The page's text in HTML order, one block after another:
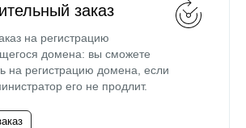
заказ
на регистрацию
домена: вы сможете
на регистрацию домена, если
его не продлит.